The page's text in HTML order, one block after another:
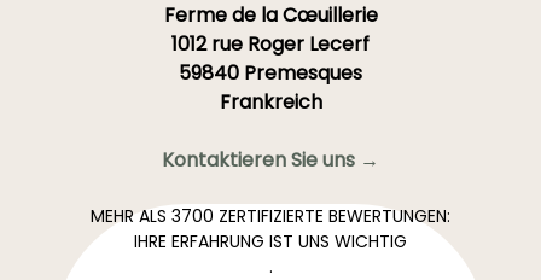
Ferme de la Cœuillerie
1012 rue Roger Lecerf
59840 Premesques
Frankreich
Kontaktieren Sie uns →
MEHR ALS 3700 ZERTIFIZIERTE BEWERTUNGEN:
IHRE ERFAHRUNG IST UNS WICHTIG
.